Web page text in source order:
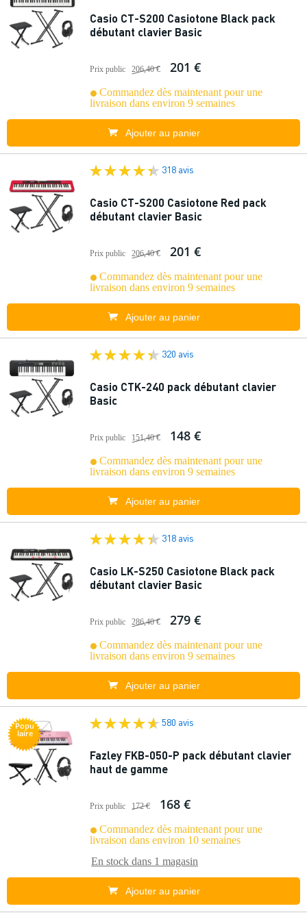
Casio CT-S200 Casiotone Black pack
débutant clavier Basic
Prix public 206,40 € 201 €
Commandez dès maintenant pour une
livraison dans environ 9 semaines
Ajouter au panier
318 avis
Casio CT-S200 Casiotone Red pack
débutant clavier Basic
Prix public 206,40 € 201 €
Commandez dès maintenant pour une
livraison dans environ 9 semaines
Ajouter au panier
320 avis
Casio CTK-240 pack débutant clavier
Basic
Prix public 151,40 € 148 €
Commandez dès maintenant pour une
livraison dans environ 9 semaines
Ajouter au panier
318 avis
Casio LK-S250 Casiotone Black pack
débutant clavier Basic
Prix public 286,40 € 279 €
Commandez dès maintenant pour une
livraison dans environ 9 semaines
Ajouter au panier
Popu
laire
580 avis
Fazley FKB-050-P pack débutant clavier
haut de gamme
Prix public 172 € 168 €
Commandez dès maintenant pour une
livraison dans environ 10 semaines
En stock dans 1 magasin
Ajouter au panier